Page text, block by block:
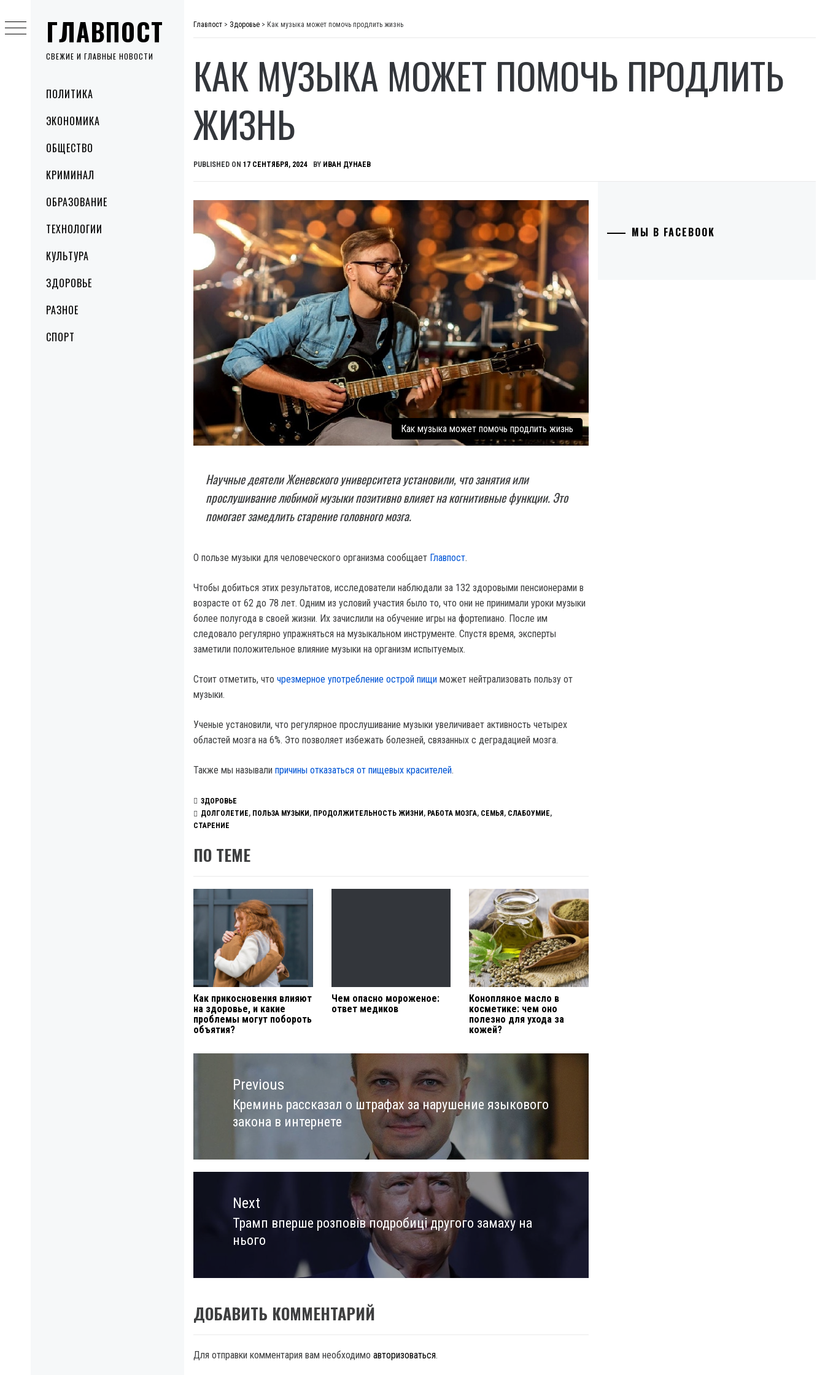
ГЛАВПОСТ
СВЕЖИЕ И ГЛАВНЫЕ НОВОСТИ
MenuПОЛИТИКА
ЭКОНОМИКА
ОБЩЕСТВО
КРИМИНАЛ
ОБРАЗОВАНИЕ
ТЕХНОЛОГИИ
КУЛЬТУРА
ЗДОРОВЬЕ
РАЗНОЕ
СПОРТ
to
content
Главпост > Здоровье > Как музыка может помочь продлить жизнь
КАК МУЗЫКА МОЖЕТ ПОМОЧЬ ПРОДЛИТЬ
ЖИЗНЬ
PUBLISHED ON 17 СЕНТЯБРЯ, 2024 BY ИВАН ДУНАЕВ
Как музыка может помочь продлить жизнь
Научные деятели Женевского университета установили, что занятия или
прослушивание любимой музыки позитивно влияет на когнитивные функции. Это
помогает замедлить старение головного мозга.
О пользе музыки для человеческого организма сообщает Главпост.
Чтобы добиться этих результатов, исследователи наблюдали за 1З2 здоровыми пенсионерами в
возрасте от 62 до 78 лет. Одним из условий участия было то, что они не принимали уроки музыки
более полугода в своей жизни. Их зачислили на обучение игры на фортепиано. После им
следовало регулярно упражняться на музыкальном инструменте. Спустя время, эксперты
заметили положительное влияние музыки на организм испытуемых.
Стоит отметить, что чрезмерное употребление острой пищи может нейтрализовать пользу от
музыки.
Ученые установили, что регулярное прослушивание музыки увеличивает активность четырех
областей мозга на 6%. Это позволяет избежать болезней, связанных с деградацией мозга.
Также мы называли причины отказаться от пищевых красителей.
ЗДОРОВЬЕ
ДОЛГОЛЕТИЕ, ПОЛЬЗА МУЗЫКИ , ПРОДОЛЖИТЕЛЬНОСТЬ ЖИЗНИ , РАБОТА МОЗГА, СЕМЬЯ , СЛАБОУМИЕ,
СТАРЕНИЕ
ПО ТЕМЕ
Как прикосновения влияют
на здоровье, и какие
проблемы могут побороть
объятия?
Чем опасно мороженое:
ответ медиков
Конопляное масло в
косметике: чем оно
полезно для ухода за
кожей?
Навигация
записямPrevious
Previous
post:
Креминь рассказал о штрафах за нарушение языкового
закона в интернете
Next
Next
post:
Трамп вперше розповів подробиці другого замаху на
нього
ДОБАВИТЬ КОММЕНТАРИЙ
Для отправки комментария вам необходимо авторизоваться.
МЫ В FACEBOOK